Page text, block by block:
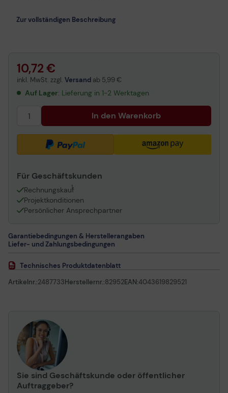
Zur vollständigen Beschreibung
10,72 €
inkl. MwSt. zzgl. Versand ab 5,99 €
Auf Lager: Lieferung in 1-2 Werktagen
In den Warenkorb
Für Geschäftskunden
Rechnungskauf
1
Projektkonditionen
Persönlicher Ansprechpartner
Garantiebedingungen & Herstellerangaben
Liefer- und Zahlungsbedingungen
Technisches Produktdatenblatt
Artikelnr.:2487733Herstellernr.:82952EAN:4043619829521
Sie sind Geschäftskunde oder öffentlicher
Auftraggeber?